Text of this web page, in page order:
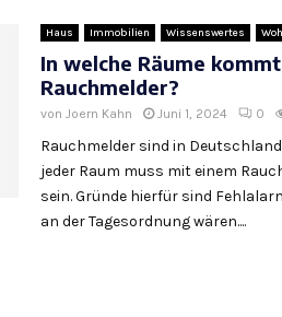
Haus Immobilien Wissenswertes
In welche Räume
Rauchmelder?
von Joern Kahn Juni 1, 2024 0
Rauchmelder sind in
jeder Raum muss mit einem
sein. Gründe hierfür sind
an der Tagesordnung wären....